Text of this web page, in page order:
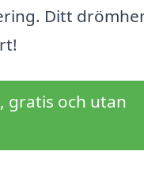
Ditt
gratis och utan